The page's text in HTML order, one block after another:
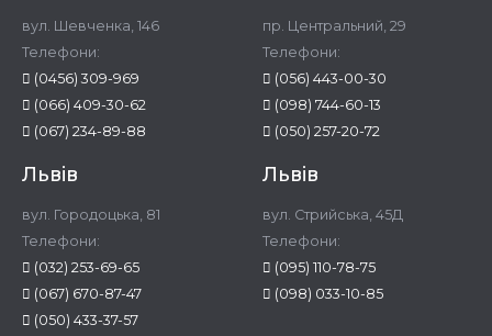
вул. Шевченка, 146
Телефони:
(0456) 309-969
(066) 409-30-62
(067) 234-89-88
пр. Центральний, 29
Телефони:
(056) 443-00-30
(098) 744-60-13
(050) 257-20-72
Львів
вул. Городоцька, 81
Телефони:
(032) 253-69-65
(067) 670-87-47
(050) 433-37-57
Львів
вул. Стрийська, 45Д
Телефони:
(095) 110-78-75
(098) 033-10-85